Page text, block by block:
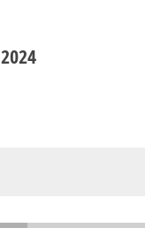
2024